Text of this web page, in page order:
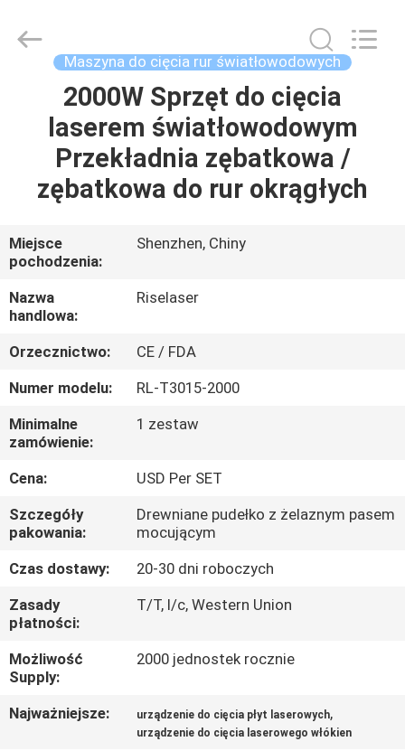
PRODUKTY
POKAZ
VR
O
NAS
WYCIECZKA
PO
FABRYCE
KONTROLA
JAKOŚCI
SKONTAKTUJ
SIĘ
Z
NAMI
Riselaser
Technology
Maszyna do cięcia rur światłowodowych
2000W Sprzęt do cięcia
laserem światłowodowym
Przekładnia zębatkowa /
zębatkowa do rur okrągłych
Miejsce
pochodzenia:
Shenzhen, Chiny
Nazwa
handlowa:
Riselaser
Orzecznictwo:
CE / FDA
Numer modelu:
RL-T3015-2000
Minimalne
zamówienie:
1 zestaw
Cena:
USD Per SET
Szczegóły
pakowania:
Drewniane pudełko z żelaznym pasem
mocującym
Czas dostawy:
20-30 dni roboczych
Zasady
płatności:
T/T, l/c, Western Union
Możliwość
Supply:
2000 jednostek rocznie
Najważniejsze: urządzenie do cięcia płyt laserowych,
urządzenie do cięcia laserowego włókien